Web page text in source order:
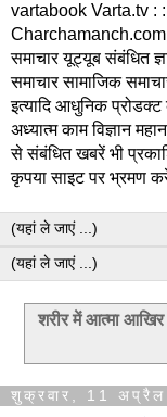
vartabook Varta.tv :
समाचार यूट्यूब संबंधित
समाचार सामाजिक
इत्यादि आधुनिक प्रोडक्ट
अध्यात्म काम विज्ञान
से संबंधित खबरें भी
कृपया साइट पर भ्रमण
शरीर में आत्मा आखिर
शुक्रवार, 11